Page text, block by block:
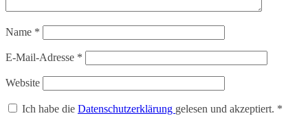
Name *
E-Mail-Adresse *
Website
Ich habe die Datenschutzerklärung gelesen und akzeptiert. *